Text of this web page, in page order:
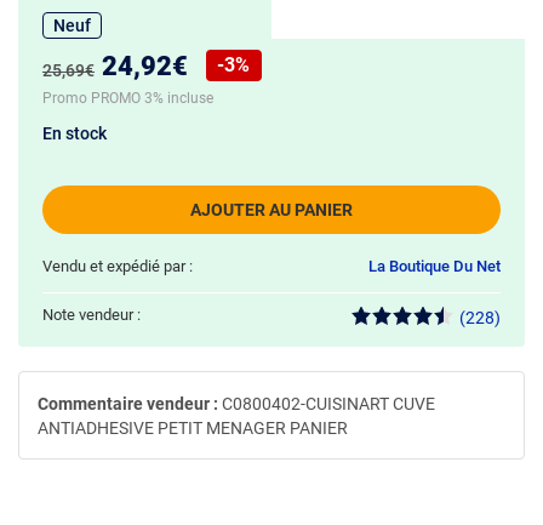
Neuf
Ancien prix :
25,69€ Nouveau prix :
24,92€
Réduction de :
-3%
Promo PROMO 3% incluse
AJOUTER AU PANIER
En stock
Vendu et expédié par : La Boutique Du Net
Note vendeur : (228)
Commentaire vendeur : C0800402-CUISINART CUVE
ANTIADHESIVE PETIT MENAGER PANIER